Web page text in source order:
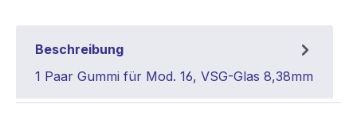
Beschreibung
1 Paar Gummi für Mod. 16, VSG-Glas 8,38mm